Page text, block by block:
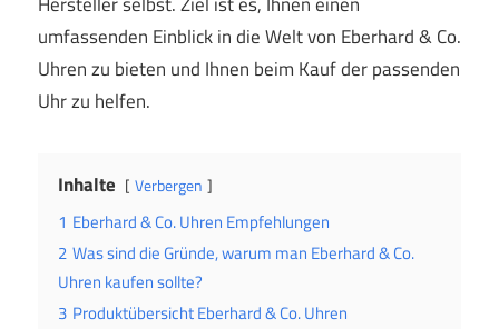
umfassenden Einblick in die Welt von Eberhard & Co.
Uhren zu bieten und Ihnen beim Kauf der passenden
Uhr zu helfen.
Inhalte Verbergen
1 Eberhard & Co. Uhren Empfehlungen
2 Was sind die Gründe, warum man Eberhard & Co.
Uhren kaufen sollte?
3 Produktübersicht Eberhard & Co. Uhren